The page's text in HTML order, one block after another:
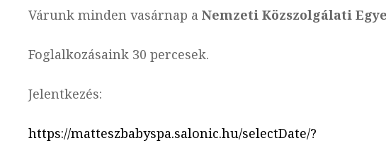
Várunk minden vasárnap a Nemzeti Közszolgálati
Foglalkozásaink 30 percesek.
Jelentkezés:
https://matteszbabyspa.salonic.hu/selectDate/?